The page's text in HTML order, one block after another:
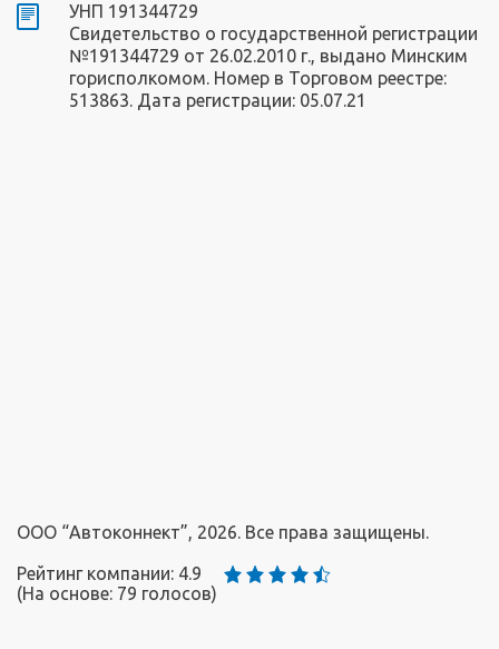
УНП 191344729
Свидетельство о государственной регистрации
№191344729 от 26.02.2010 г., выдано Минским
горисполкомом. Номер в Торговом реестре:
513863. Дата регистрации: 05.07.21
ООО “Автоконнект”, 2026. Все права защищены.
Рейтинг компании: 4.9
(На основе: 79 голосов)